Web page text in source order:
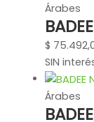
Árabes
$
SIN
Árabes